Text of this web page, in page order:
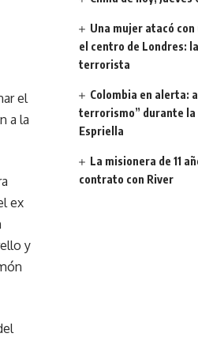
el
a la
ex
y
Una mujer atacó
el centro de Londres:
terrorista
Colombia en alerta:
terrorismo” durante la
Espriella
La misionera de 11
contrato con River